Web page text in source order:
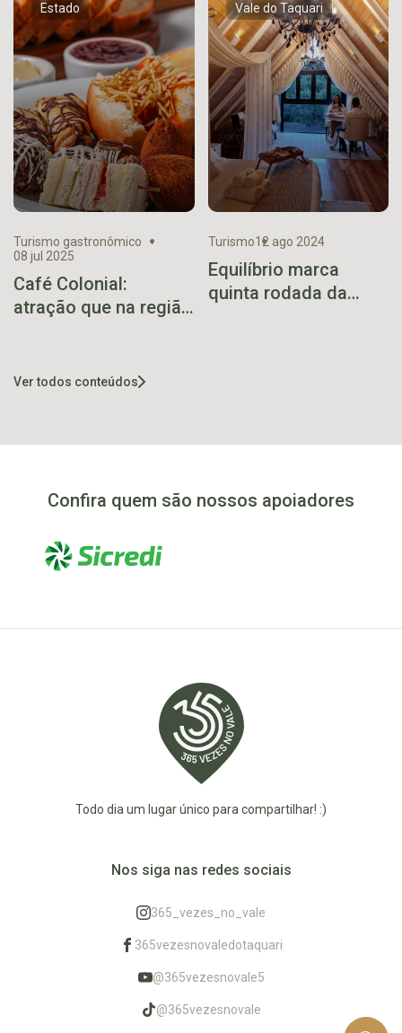
Estado
Turismo gastronômico
08 jul 2025
Café Colonial:
atração que na região
Vale do Taquari
Turismo12 ago 2024
Equilíbrio marca
quinta rodada da
Ver todos conteúdos
Confira quem são nossos apoiadores
Todo dia um lugar único para compartilhar! :)
Nos siga nas redes sociais
365_vezes_no_vale
365vezesnovaledotaquari
@365vezesnovale5
@365vezesnovale